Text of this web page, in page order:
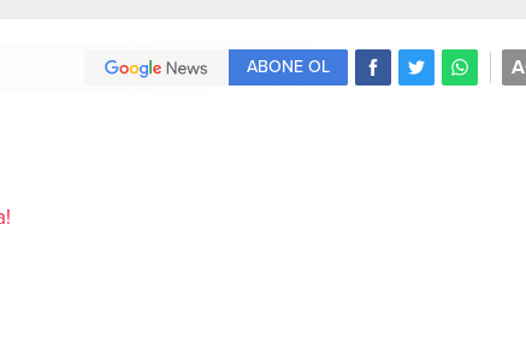
A
ABONE OL